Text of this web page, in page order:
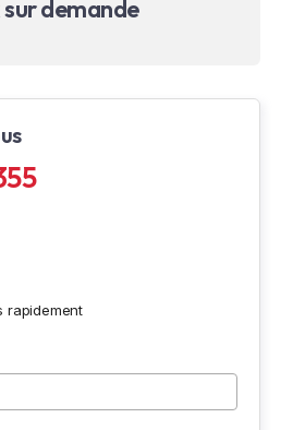
sur demande
rapidement